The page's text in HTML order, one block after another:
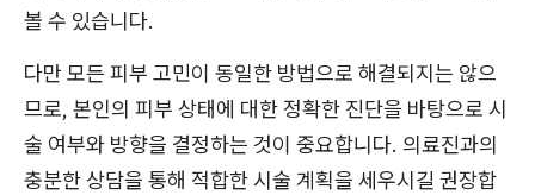
볼 수 있습니다.
다만 모든 피부 고민이 동일한 방법으로 해결되지는 않으
므로, 본인의 피부 상태에 대한 정확한 진단을 바탕으로 시
술 여부와 방향을 결정하는 것이 중요합니다. 의료진과의
충분한 상담을 통해 적합한 시술 계획을 세우시길 권장합